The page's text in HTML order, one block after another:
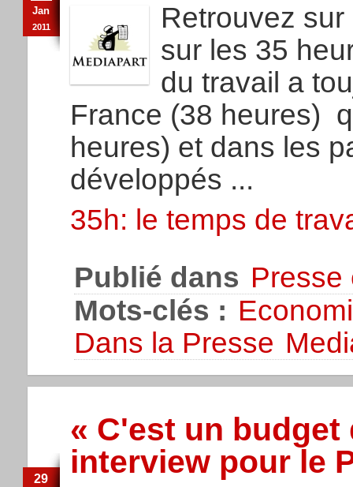
Jan
2011
Retrouvez
sur les 35
du travail a
France (38 heures)
heures) et dans les
développés ...
35h: le temps de
Publié dans Presse
Mots-clés :
Dans la Presse
« C'est un
interview pour le
29